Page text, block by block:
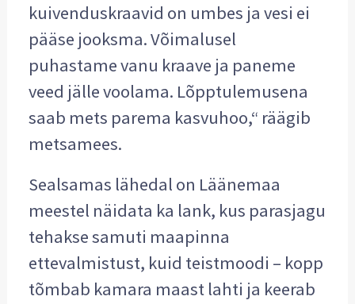
kuivenduskraavid on umbes ja vesi ei
pääse jooksma. Võimalusel
puhastame vanu kraave ja paneme
veed jälle voolama. Lõpptulemusena
saab mets parema kasvuhoo,“ räägib
metsamees.
Sealsamas lähedal on Läänemaa
meestel näidata ka lank, kus parasjagu
tehakse samuti maapinna
ettevalmistust, kuid teistmoodi – kopp
tõmbab kamara maast lahti ja keerab